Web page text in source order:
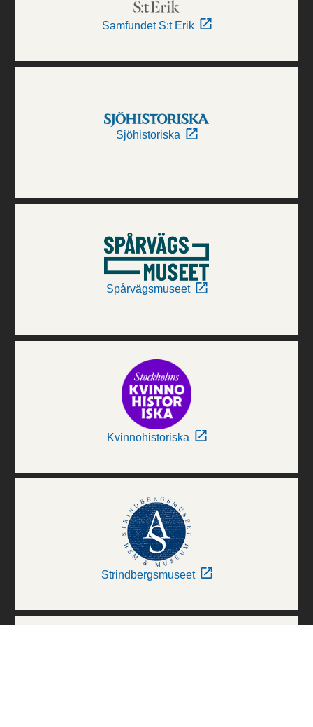
Samfundet S:t Erik
Sjöhistoriska
Spårvägsmuseet
Kvinnohistoriska
Strindbergsmuseet